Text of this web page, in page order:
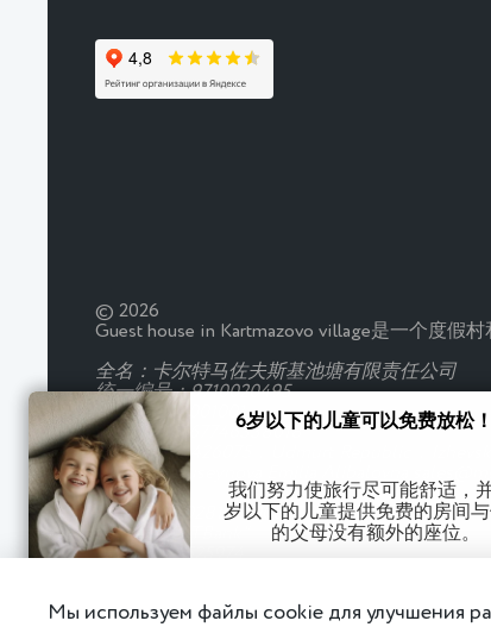
© 2026
Guest house in Kartmazovo village是一个度假
全名：卡尔特马佐夫斯基池塘有限责任公司
统一编号：9710020495
检查站:180001001
OGRN：5167746338018
法定地址：426075，Udmurt Republic，
总干事：Huseynova Emilia Alibalovna
付款户口
帐号：40702810310000054755
银行：JSC"TBank"
电话：044525974
Мы используем файлы cookie для улучшения
6岁以下的儿童可以免费放松！
我们努力使旅行尽可能舒适，
岁以下的儿童提供免费的房间与
的父母没有额外的座位。
更详细